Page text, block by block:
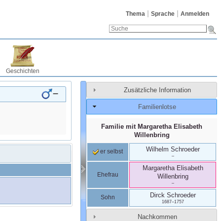
Thema Sprache Anmelden
Geschichten
– Zusätzliche Information
Familienlotse
Familie mit Margaretha Elisabeth
Willenbring
er selbst Wilhelm Schroeder
–
Ehefrau
Margaretha Elisabeth
Willenbring
–
Sohn Dirck Schroeder
1687–1757
Nachkommen